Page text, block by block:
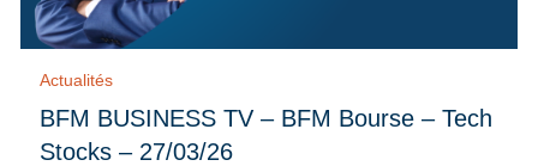
Actualités
BFM BUSINESS TV – BFM Bourse – Tech
Stocks – 27/03/26